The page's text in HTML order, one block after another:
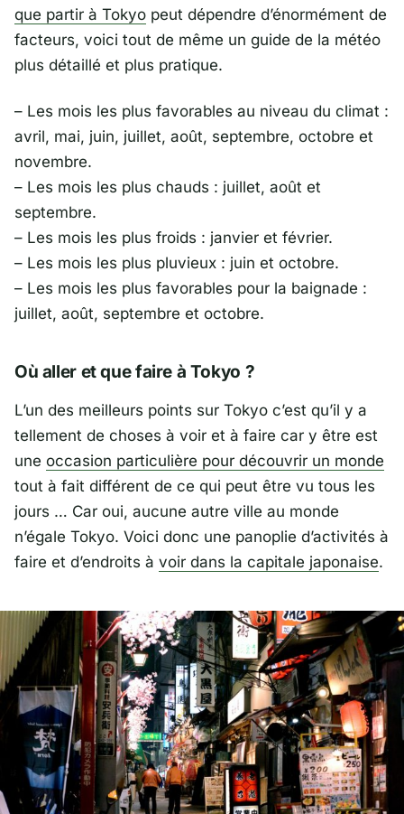
que partir à Tokyo peut dépendre d’énormément de
facteurs, voici tout de même un guide de la météo
plus détaillé et plus pratique.
– Les mois les plus favorables au niveau du climat :
avril, mai, juin, juillet, août, septembre, octobre et
novembre.
– Les mois les plus chauds : juillet, août et
septembre.
– Les mois les plus froids : janvier et février.
– Les mois les plus pluvieux : juin et octobre.
– Les mois les plus favorables pour la baignade :
juillet, août, septembre et octobre.
Où aller et que faire à Tokyo ?
L’un des meilleurs points sur Tokyo c’est qu’il y a
tellement de choses à voir et à faire car y être est
une occasion particulière pour découvrir un monde
tout à fait différent de ce qui peut être vu tous les
jours … Car oui, aucune autre ville au monde
n’égale Tokyo. Voici donc une panoplie d’activités à
faire et d’endroits à voir dans la capitale japonaise.